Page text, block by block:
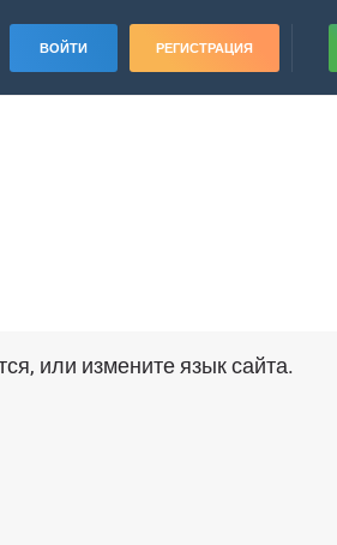
ВОЙТИ РЕГИСТРАЦИЯ